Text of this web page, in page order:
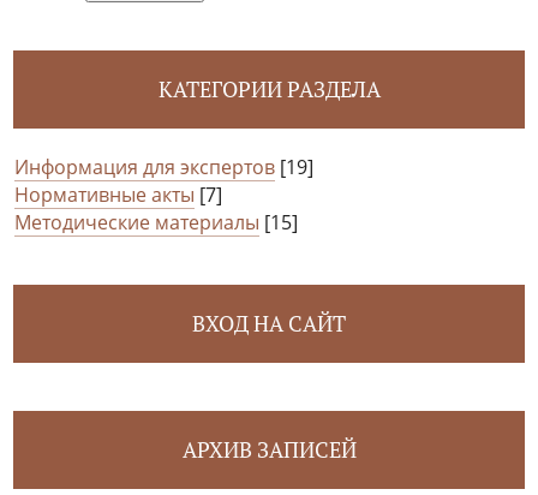
КАТЕГОРИИ РАЗДЕЛА
Информация для экспертов [19]
Нормативные акты [7]
Методические материалы [15]
ВХОД НА САЙТ
АРХИВ ЗАПИСЕЙ